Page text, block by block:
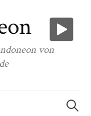
von
Suchen
nach: